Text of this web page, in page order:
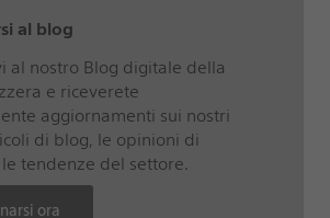
al blog
al nostro Blog digitale della
e riceverete
aggiornamenti sui nostri
di blog, le opinioni di
tendenze del settore.
ora